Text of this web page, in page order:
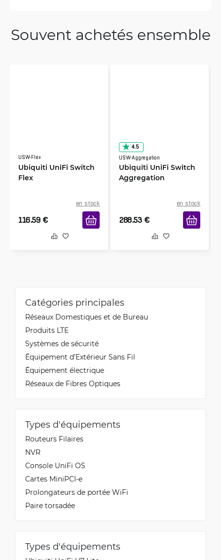
Souvent achetés ensemble
USW-Flex
Ubiquiti UniFi Switch
Flex
en stock
116.59 €
4.5
USW-Aggregation
Ubiquiti UniFi Switch
Aggregation
en stock
288.53 €
Catégories principales
Réseaux Domestiques et de Bureau
Produits LTE
Systèmes de sécurité
Équipement d’Extérieur Sans Fil
Équipement électrique
Réseaux de Fibres Optiques
Types d'équipements
Routeurs Filaires
NVR
Console UniFi OS
Cartes MiniPCI-e
Prolongateurs de portée WiFi
Paire torsadée
Types d'équipements